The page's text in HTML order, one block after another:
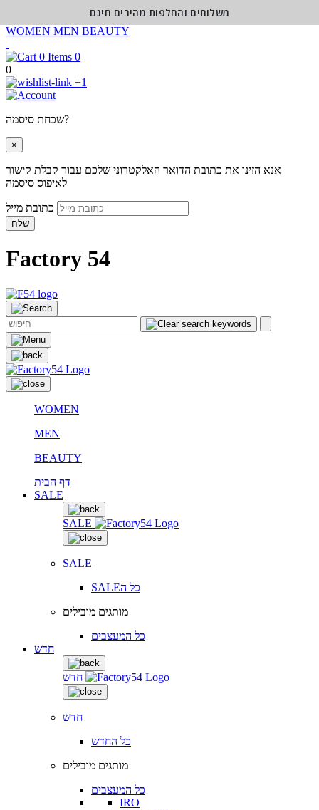
WOMEN MEN BEAUTY
0
0
+1
שכחת סיסמה?
×
אנא הזינו את כתובת הדואר האלקטרוני שלכם עבור קבלת קישור
לאיפוס סיסמה
שלח
Factory 54
WOMEN
MEN
BEAUTY
דף הבית
SALE
SALE
SALE
SALEכל ה
מותגים מובילים
כל המעצבים
חדש
חדש
חדש
כל החדש
מותגים מובילים
כל המעצבים
IRO
משלוחים והחלפות מהירים חינם